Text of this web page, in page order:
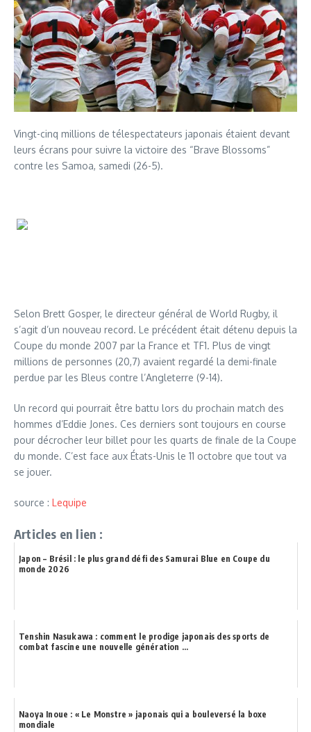
Vingt-cinq millions de télespectateurs japonais étaient devant
leurs écrans pour suivre la victoire des “Brave Blossoms”
contre les Samoa, samedi (26-5).
Selon Brett Gosper, le directeur général de World Rugby, il
s’agit d’un nouveau record. Le précédent était détenu depuis la
Coupe du monde 2007 par la France et TF1. Plus de vingt
millions de personnes (20,7) avaient regardé la demi-finale
perdue par les Bleus contre l’Angleterre (9-14).
Un record qui pourrait être battu lors du prochain match des
hommes d’Eddie Jones. Ces derniers sont toujours en course
pour décrocher leur billet pour les quarts de finale de la Coupe
du monde. C’est face aux États-Unis le 11 octobre que tout va
se jouer.
source : Lequipe
Articles en lien :
Japon – Brésil : le plus grand défi des Samurai Blue en Coupe du
monde 2026
Tenshin Nasukawa : comment le prodige japonais des sports de
combat fascine une nouvelle génération ...
Naoya Inoue : « Le Monstre » japonais qui a bouleversé la boxe
mondiale